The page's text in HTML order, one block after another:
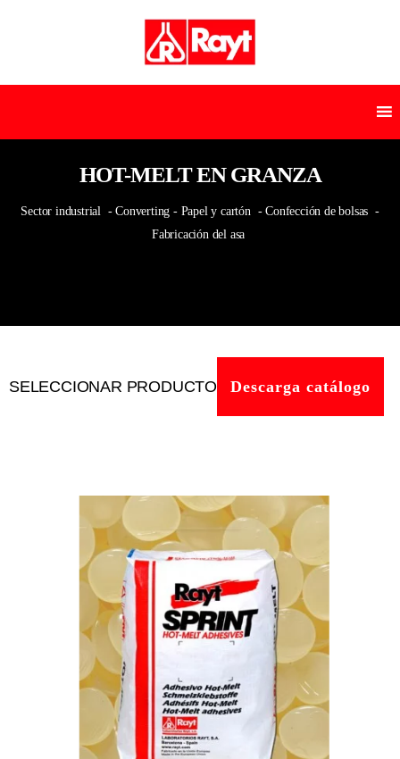
HOT-MELT EN GRANZA
Sector industrial - Converting - Papel y cartón - Confección de bolsas -
Fabricación del asa
SELECCIONAR PRODUCTO Descarga catálogo